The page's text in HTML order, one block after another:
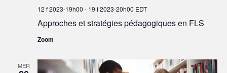
Approches et stratégies pédagogiques en FLS
12 f 2023-19h00 - 19 f 2023-20h00 EDT
Zoom
MER